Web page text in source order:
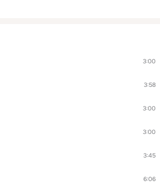
3:00
3:58
3:00
3:00
3:45
6:06